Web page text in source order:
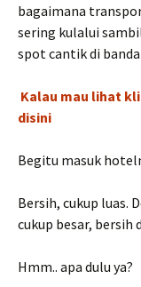
bagaimana
sering kulalui
spot cantik di
Kalau mau lihat
disini
Begitu masuk
Bersih, cukup luas.
cukup besar, bersih
Hmm.. apa dulu ya?